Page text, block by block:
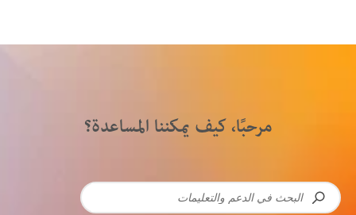
مرحبًا، كيف يمكننا المساعدة؟